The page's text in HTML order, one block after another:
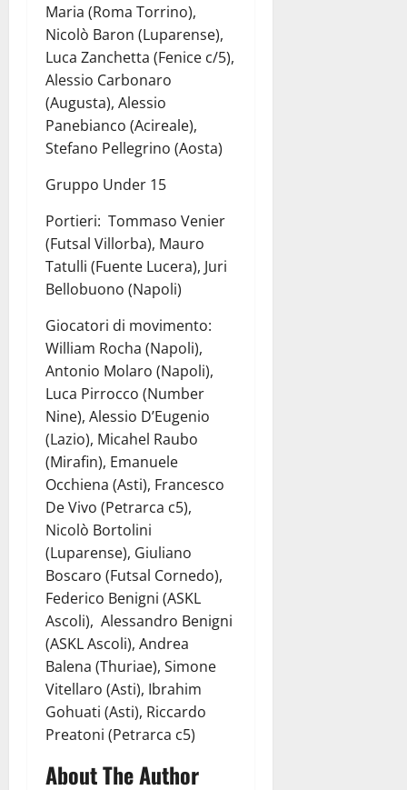
Maria (Roma Torrino),
Nicolò Baron (Luparense),
Luca Zanchetta (Fenice c/5),
Alessio Carbonaro
(Augusta), Alessio
Panebianco (Acireale),
Stefano Pellegrino (Aosta)
Gruppo Under 15
Portieri: Tommaso Venier
(Futsal Villorba), Mauro
Tatulli (Fuente Lucera), Juri
Bellobuono (Napoli)
Giocatori di movimento:
William Rocha (Napoli),
Antonio Molaro (Napoli),
Luca Pirrocco (Number
Nine), Alessio D’Eugenio
(Lazio), Micahel Raubo
(Mirafin), Emanuele
Occhiena (Asti), Francesco
De Vivo (Petrarca c5),
Nicolò Bortolini
(Luparense), Giuliano
Boscaro (Futsal Cornedo),
Federico Benigni (ASKL
Ascoli), Alessandro Benigni
(ASKL Ascoli), Andrea
Balena (Thuriae), Simone
Vitellaro (Asti), Ibrahim
Gohuati (Asti), Riccardo
Preatoni (Petrarca c5)
About The Author